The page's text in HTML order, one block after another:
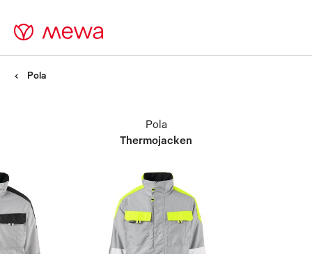
Pola
Thermojacken
Pola